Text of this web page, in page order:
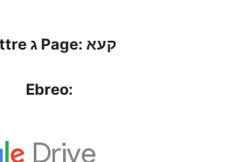
Lettre ג Page: קעא
Ebreo: